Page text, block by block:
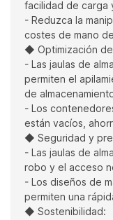
facilidad de carga
- Reduzca la
costes de mano
◆ Optimización
- Las jaulas de
permiten el
de
- Los
están vacíos,
◆ Seguridad y
- Las jaulas de
robo y el acceso
- Los diseños de
permiten una
◆ Sostenibilidad: